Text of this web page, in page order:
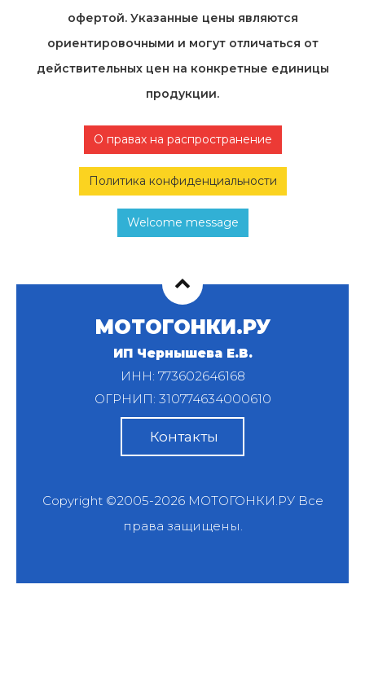
офертой. Указанные цены являются
ориентировочными и могут отличаться от
действительных цен на конкретные единицы
продукции.
О правах на распространение
Политика конфиденциальности
Welcome message
МОТОГОНКИ.РУ
ИП Чернышева Е.В.
ИНН: 773602646168
ОГРНИП: 310774634000610
Контакты
Copyright ©2005-2026 МОТОГОНКИ.РУВсе
права защищены.